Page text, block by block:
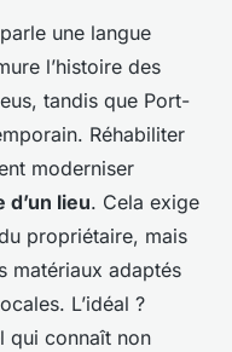
une langue
l’histoire des
tandis que Port-
Réhabiliter
moderniser
d’un lieu. Cela exige
propriétaire, mais
matériaux adaptés
L’idéal ?
qui connaît non